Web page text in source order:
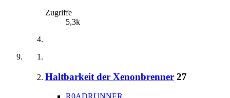
Zugriffe
5,3k
Haltbarkeit der Xenonbrenner 27